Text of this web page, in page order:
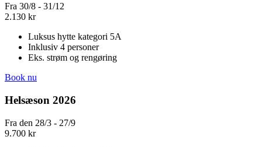
Fra 30/8 - 31/12
2.130 kr
Luksus hytte kategori 5A
Inklusiv 4 personer
Eks. strøm og rengøring
Book nu
Helsæson 2026
Fra den 28/3 - 27/9
9.700 kr